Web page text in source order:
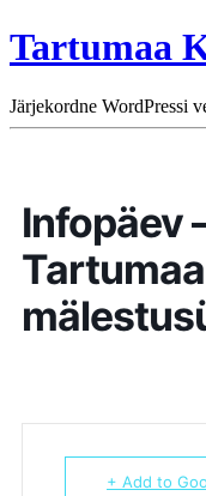
Tartumaa
Järjekordne WordPressi
Infopäev
+ Add to